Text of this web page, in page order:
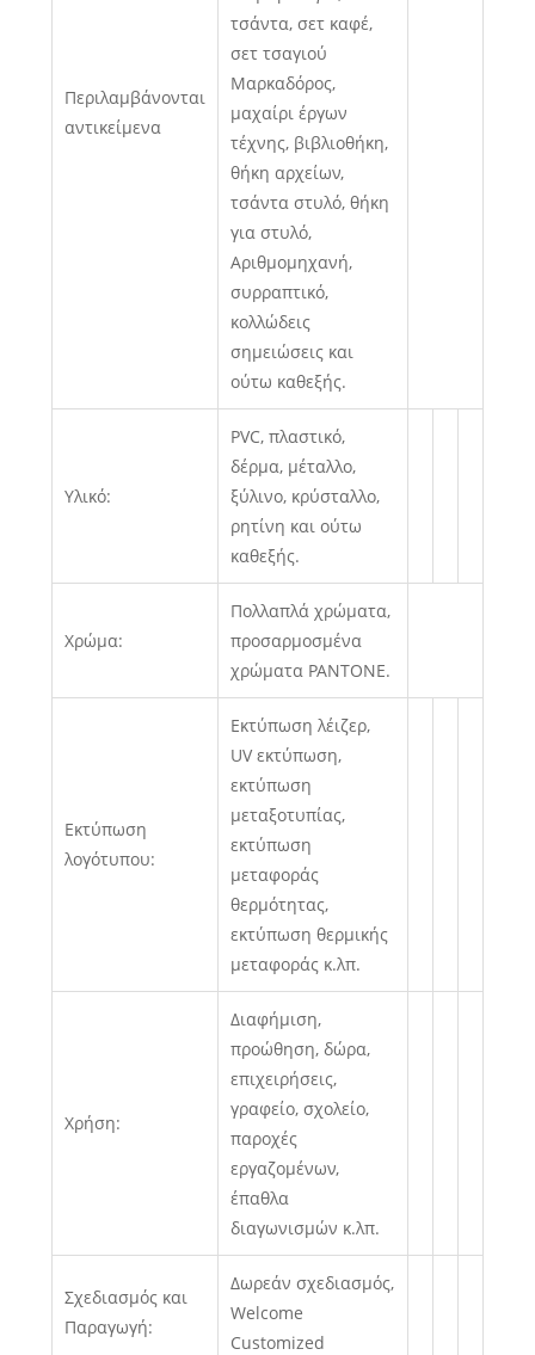
Περιλαμβάνονται
αντικείμενα
τσάντα, σετ καφέ,
σετ τσαγιού
Μαρκαδόρος,
μαχαίρι έργων
τέχνης, βιβλιοθήκη,
θήκη αρχείων,
τσάντα στυλό, θήκη
για στυλό,
Αριθμομηχανή,
συρραπτικό,
κολλώδεις
σημειώσεις και
ούτω καθεξής.
Υλικό:
PVC, πλαστικό,
δέρμα, μέταλλο,
ξύλινο, κρύσταλλο,
ρητίνη και ούτω
καθεξής.
Χρώμα:
Πολλαπλά χρώματα,
προσαρμοσμένα
χρώματα PANTONE.
Εκτύπωση
λογότυπου:
Εκτύπωση λέιζερ,
UV εκτύπωση,
εκτύπωση
μεταξοτυπίας,
εκτύπωση
μεταφοράς
θερμότητας,
εκτύπωση θερμικής
μεταφοράς κ.λπ.
Χρήση:
Διαφήμιση,
προώθηση, δώρα,
επιχειρήσεις,
γραφείο, σχολείο,
παροχές
εργαζομένων,
έπαθλα
διαγωνισμών κ.λπ.
Σχεδιασμός και
Παραγωγή:
Δωρεάν σχεδιασμός,
Welcome
Customized